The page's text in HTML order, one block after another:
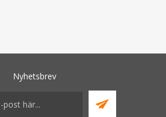
Nyhetsbrev